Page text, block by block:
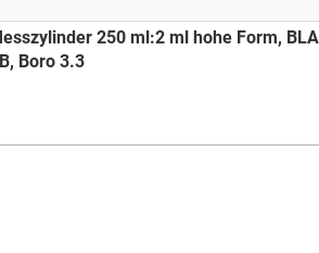
250 ml:2 ml hohe Form,
Boro 3.3